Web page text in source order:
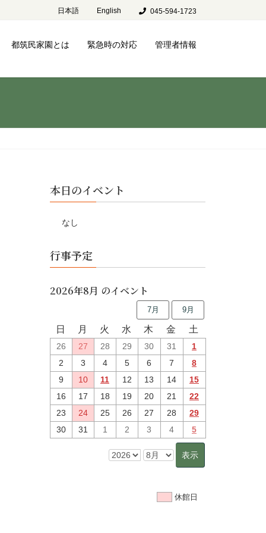
日本語 English 045-594-1723
都筑民家園とは 緊急時の対応 管理者情報
本日のイベント
なし
行事予定
2026年8月 のイベント
7月 9月
日 月 火 水 木 金 土
26 27 28 29 30 31
1
2
3 4 5 6 7
8
9
10 11 12 13 14
15
16
17 18 19 20 21
22
23
24 25 26 27 28
29
30
31 1 2 3 4 5
休館日